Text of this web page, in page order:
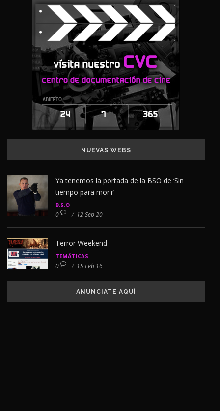
NUEVAS WEBS
Ya tenemos la portada de la BSO de ‘Sin
tiempo para morir’
B.S.O
0 / 12 Sep 20
Terror Weekend
TEMÁTICAS
0 / 15 Feb 16
ANUNCIATE AQUÍ